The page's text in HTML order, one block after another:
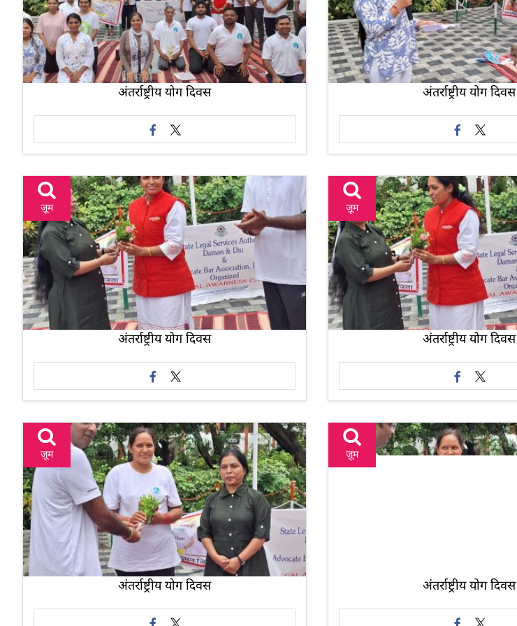
अंतर्राष्ट्रीय योग दिवस अंतर्राष्ट्रीय योग दिवस
ज़ूम
अंतर्राष्ट्रीय योग दिवस
ज़ूम
अंतर्राष्ट्रीय योग दिवस
ज़ूम
अंतर्राष्ट्रीय योग दिवस
ज़ूम
अंतर्राष्ट्रीय योग दिवस